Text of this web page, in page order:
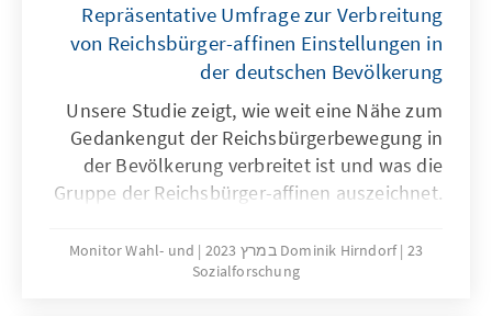
Repräsentative Umfrage zur Verbreitung
von Reichsbürger-affinen Einstellungen in
der deutschen Bevölkerung
Unsere Studie zeigt, wie weit eine Nähe zum
Gedankengut der Reichsbürgerbewegung in
der Bevölkerung verbreitet ist und was die
Gruppe der Reichsbürger-affinen auszeichnet.
staatlichen Regeln und wie hoch ist das
Gewaltpotenzial? Welche
Dominik Hirndorf 23 במרץ 2023
Monitor Wahl- und
Sozialforschung